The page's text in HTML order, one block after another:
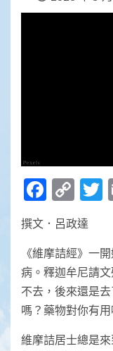
Link
撰文．呂政達
《維摩詰經》一
病。釋迦牟尼請
不去，後來還是
嗎？藥物對你有用
維摩詰居士總是